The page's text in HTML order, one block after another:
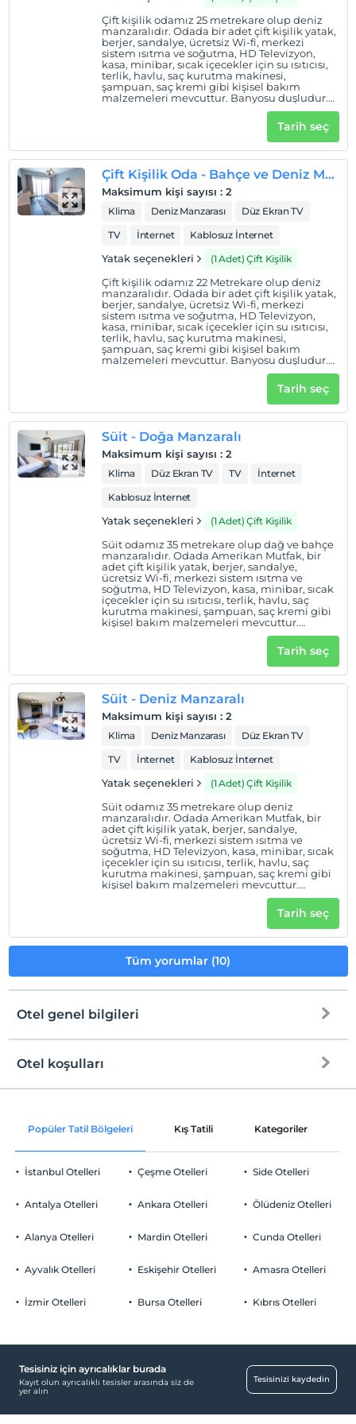
Çift kişilik odamız 25 metrekare olup deniz
manzaralıdır. Odada bir adet çift kişilik yatak,
berjer, sandalye, ücretsiz Wi-fi, merkezi
sistem ısıtma ve soğutma, HD Televizyon,
kasa, minibar, sıcak içecekler için su ısıtıcısı,
terlik, havlu, saç kurutma makinesi,
şampuan, saç kremi gibi kişisel bakım
malzemeleri mevcuttur. Banyosu duşludur.
Odalarda tüketilmek üzere kahve, poşet çay
ve bitki çayı ile günlük iki adet küçük suTarih seç
Çift Kişilik Oda - Bahçe ve Deniz Manzaralı
Maksimum kişi sayısı : 2
Klima Deniz Manzarası
Düz Ekran TV
TV
İnternet Kablosuz İnternet
Yatak seçenekleri (1 Adet) Çift Kişilik
Çift kişilik odamız 22 Metrekare olup deniz
manzaralıdır. Odada bir adet çift kişilik yatak,
berjer, sandalye, ücretsiz Wi-fi, merkezi
sistem ısıtma ve soğutma, HD Televizyon,
kasa, minibar, sıcak içecekler için su ısıtıcısı,
terlik, havlu, saç kurutma makinesi,
şampuan, saç kremi gibi kişisel bakım
malzemeleri mevcuttur. Banyosu duşludur.
Odalarda tüketilmek üzere kahve, poşet çay
ve bitki çayı ile günlük iki adet küçük suTarih seç
Süit - Doğa Manzaralı
Maksimum kişi sayısı : 2
Klima Düz Ekran TV TV
İnternet
Kablosuz İnternet
Yatak seçenekleri (1 Adet) Çift Kişilik
Süit odamız 35 metrekare olup dağ ve bahçe
manzaralıdır. Odada Amerikan Mutfak, bir
adet çift kişilik yatak, berjer, sandalye,
ücretsiz Wi-fi, merkezi sistem ısıtma ve
soğutma, HD Televizyon, kasa, minibar, sıcak
içecekler için su ısıtıcısı, terlik, havlu, saç
kurutma makinesi, şampuan, saç kremi gibi
kişisel bakım malzemeleri mevcuttur.
Banyosu duşludur. Odalarda tüketilmek
üzere kahve, poşet çay ve bitki çayı ile günlük
iki adet küçük su otelimizin ikramıdır.Tarih seç
Süit - Deniz Manzaralı
Maksimum kişi sayısı : 2
Klima Deniz Manzarası
Düz Ekran TV
TV
İnternet Kablosuz İnternet
Yatak seçenekleri (1 Adet) Çift Kişilik
Süit odamız 35 metrekare olup deniz
manzaralıdır. Odada Amerikan Mutfak, bir
adet çift kişilik yatak, berjer, sandalye,
ücretsiz Wi-fi, merkezi sistem ısıtma ve
soğutma, HD Televizyon, kasa, minibar, sıcak
içecekler için su ısıtıcısı, terlik, havlu, saç
kurutma makinesi, şampuan, saç kremi gibi
kişisel bakım malzemeleri mevcuttur.
Banyosu duşludur. Odalarda tüketilmek
üzere kahve, poşet çay ve bitki çayı ile günlük
iki adet küçük su otelimizin ikramıdır.Tarih seç
Tüm yorumlar (10)
Otel genel bilgileri
Ortak alanlar ve tüm odalar
Otopark
Ücretsiz Özel Otopark
Yiyecek & İçecek
Otel koşulları
Check/in
Check/out
En geç saat 12:00 ve öncesi
Evcil Hayvan
2 yaşına kadar olan bebekler ücretsizdir.
Popüler Tatil Bölgeleri Kış Tatili Kategoriler
İstanbul Otelleri
Antalya Otelleri
Alanya Otelleri
Ayvalık Otelleri
İzmir Otelleri
Çeşme Otelleri
Ankara Otelleri
Mardin Otelleri
Eskişehir Otelleri
Bursa Otelleri
Side Otelleri
Ölüdeniz Otelleri
Cunda Otelleri
Amasra Otelleri
Kıbrıs Otelleri
Tesisiniz için ayrıcalıklar burada
Kayıt olun ayrıcalıklı tesisler arasında siz de
yer alın
Tesisinizi kaydedin